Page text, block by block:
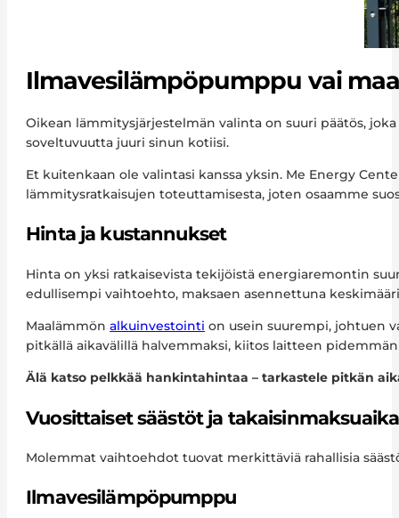
Ilmavesilämpöpumppu vai
Oikean lämmitysjärjestelmän valinta on suuri päätös,
soveltuvuutta juuri sinun kotiisi.
Et kuitenkaan ole valintasi kanssa yksin. Me Energy
lämmitysratkaisujen toteuttamisesta, joten osaamme
Hinta ja kustannukset
Hinta on yksi ratkaisevista tekijöistä energiaremontin
edullisempi vaihtoehto, maksaen asennettuna
Maalämmönalkuinvestointi on usein suurempi, johtuen
pitkällä aikavälillä halvemmaksi, kiitos laitteen
Älä katso pelkkää hankintahintaa – tarkastele pitkän
Vuosittaiset säästöt ja takaisinmaksuaika
Molemmat vaihtoehdot tuovat merkittäviä rahallisia
Ilmavesilämpöpumppu